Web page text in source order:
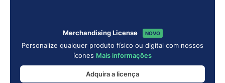
Merchandising License NOVO
Personalize qualquer produto físico ou digital com nossos
ícones Mais informações
Adquira a licença